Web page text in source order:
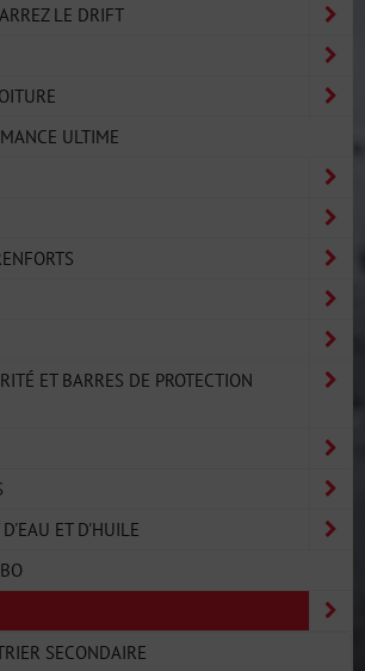
LE DRIFT
ULTIME
ET BARRES DE PROTECTION
ET D'HUILE
SECONDAIRE